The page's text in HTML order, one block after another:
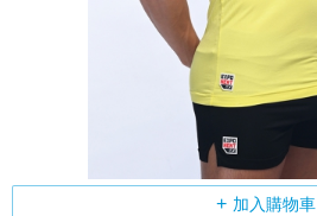
加入購物車